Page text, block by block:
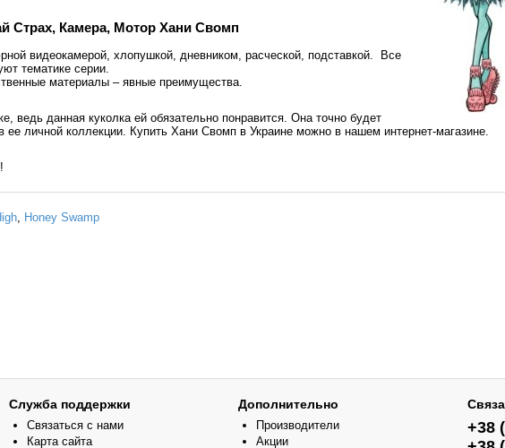
Страх, Камера, Мотор Хани Свомп
видеокамерой, хлопушкой, дневником, расческой, подставкой. Все
тематике серии.
материалы – явные преимущества.
ведь данная куколка ей обязательно понравится. Она точно будет
ее личной коллекции. Купить Хани Свомп в Украине можно в нашем интернет-магазине.
, Honey Swamp
Служба поддержки
Связаться с нами
Карта сайта
Дополнительно
Производители
Акции
+38